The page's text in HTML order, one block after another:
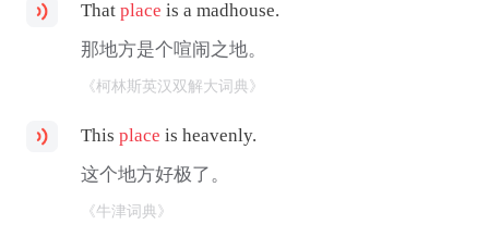
Thatplace is a madhouse.
那地方是个喧闹之地。
《柯林斯英汉双解大词典》
Thisplace is heavenly.
这个地方好极了。
《牛津词典》